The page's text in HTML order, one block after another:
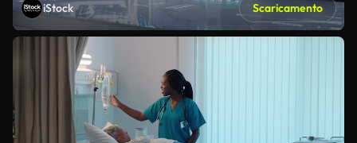
iStock Scaricamento